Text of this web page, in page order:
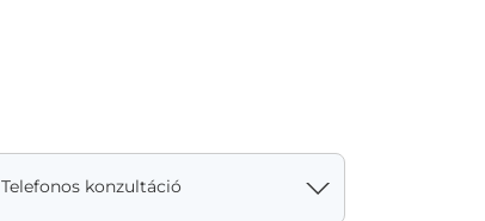
Telefonos konzultáció